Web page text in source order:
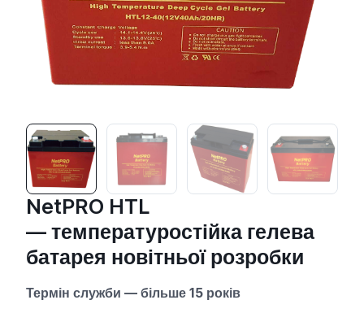
NetPRO HTL
— температуростійка гелева
батарея новітньої розробки
Термін служби — більше 15 років